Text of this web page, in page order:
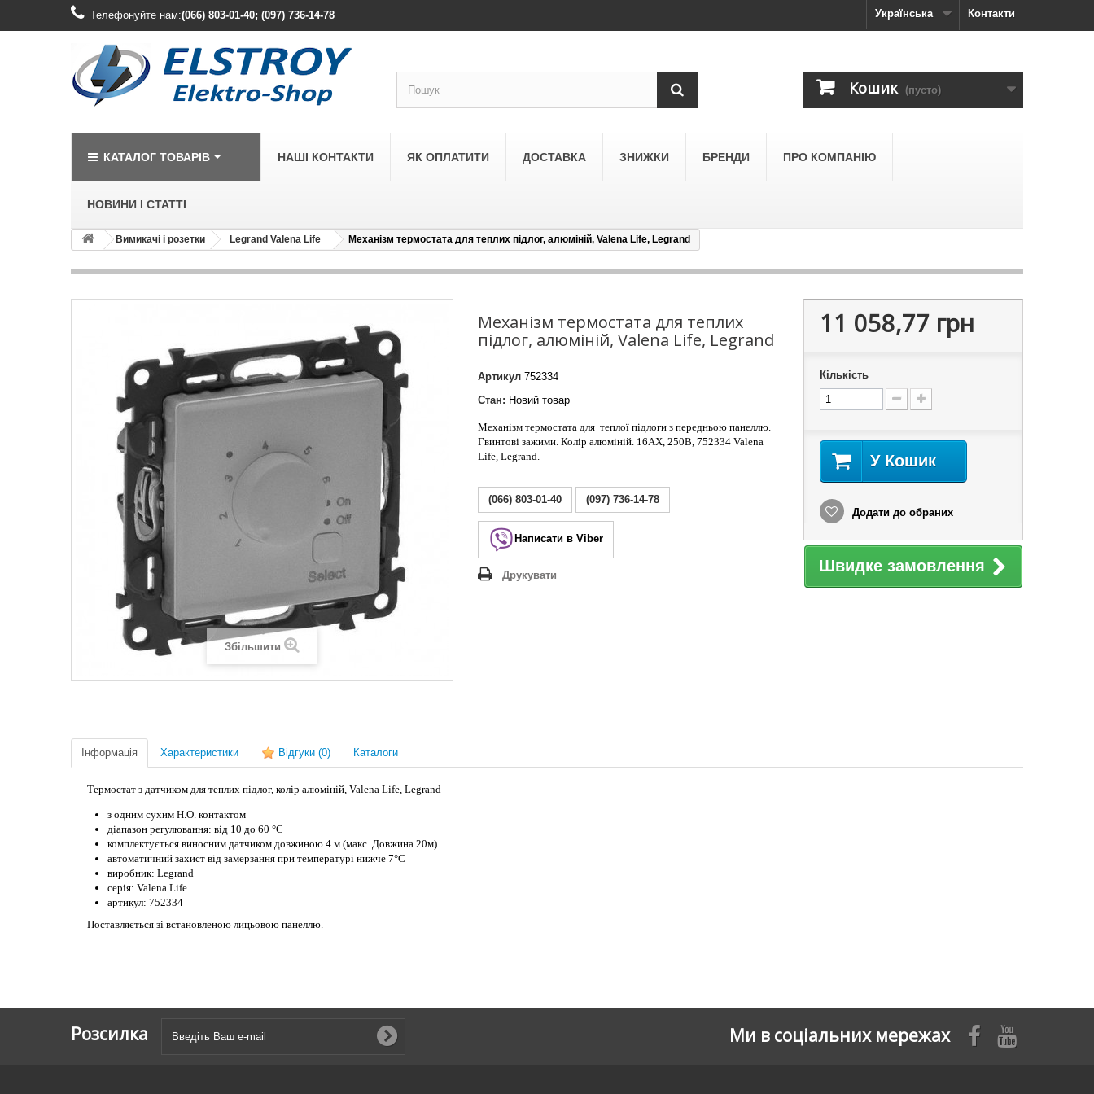
Контакти
Телефонуйте нам:(066) 803-01-40; (097) 736-14-78 Українська
Кошик (пусто)
КАТАЛОГ ТОВАРІВ
LEGRAND
Legrand Etika
Legrand Forix
Legrand SUNO
Legrand Valena Allure
Legrand Valena Classic
Legrand Valena Life
LEGRAND
LEZARD
Lezard Deriy
НАШІ КОНТАКТИ ЯК ОПЛАТИТИ ДОСТАВКА ЗНИЖКИ БРЕНДИ ПРО КОМПАНІЮ
НОВИНИ І СТАТТІ
Вимикачі і розетки Legrand Valena Life Механізм термостата для теплих підлог, алюміній, Valena Life, Legrand
Збільшити
Механізм термостата для теплих
підлог, алюміній, Valena Life, Legrand
Артикул 752334
Стан: Новий товар
Механізм термостата для теплої підлоги з передньою панеллю.
Гвинтові зажими. Колір алюміній. 16АХ, 250В, 752334 Valena
Life, Legrand.
(066) 803-01-40 (097) 736-14-78
Написати в Viber
Друкувати
11 058,77 грн
Кількість
У Кошик
Додати до обраних
Швидке замовлення
Інформація Характеристики Відгуки (0) Каталоги
Термостат з датчиком для теплих підлог, колір алюміній, Valena Life, Legrand
з одним сухим Н.О. контактом
діапазон регулювання: від 10 до 60 °C
комплектується виносним датчиком довжиною 4 м (макс. Довжина 20м)
автоматичний захист від замерзання при температурі нижче 7°С
виробник: Legrand
серія: Valena Life
артикул: 752334
Поставляється зі встановленою лицьовою панеллю.
Розсилка Ми в соціальних мережах